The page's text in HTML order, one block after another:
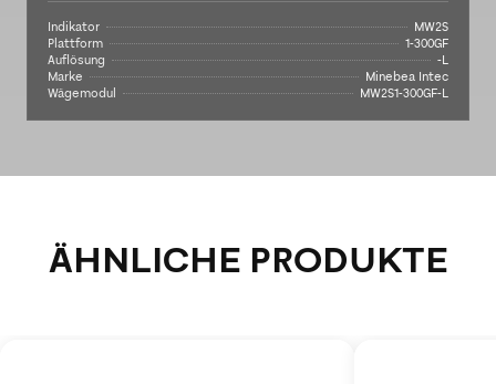
Indikator
MW2S
Plattform
1-300GF
Auflösung
-L
Marke
Minebea Intec
Wägemodul
MW2S1-300GF-L
ÄHNLICHE PRODUKTE